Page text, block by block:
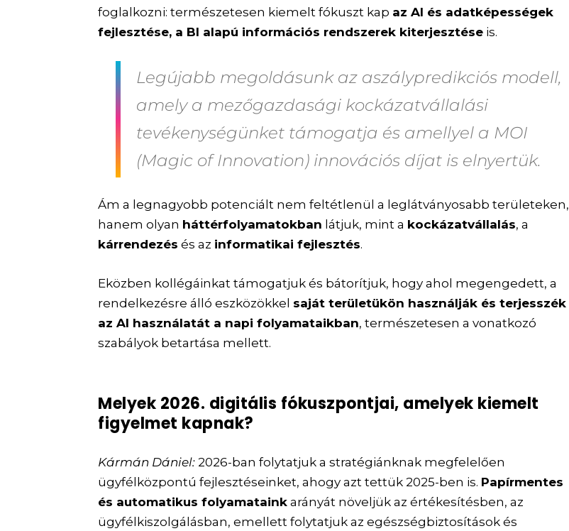
foglalkozni: természetesen kiemelt fókuszt kap az AI és adatképességek
fejlesztése, a BI alapú információs rendszerek kiterjesztése is.
Legújabb megoldásunk az aszálypredikciós modell,
amely a mezőgazdasági kockázatvállalási
tevékenységünket támogatja és amellyel a MOI
(Magic of Innovation) innovációs díjat is elnyertük.
Ám a legnagyobb potenciált nem feltétlenül a leglátványosabb területeken,
hanem olyan háttérfolyamatokban látjuk, mint a kockázatvállalás, a
kárrendezés és az informatikai fejlesztés.
Eközben kollégáinkat támogatjuk és bátorítjuk, hogy ahol megengedett, a
rendelkezésre álló eszközökkel saját területükön használják és terjesszék
az AI használatát a napi folyamataikban, természetesen a vonatkozó
szabályok betartása mellett.
Melyek 2026. digitális fókuszpontjai, amelyek kiemelt
figyelmet kapnak?
Kármán Dániel:2026-ban folytatjuk a stratégiánknak megfelelően
ügyfélközpontú fejlesztéseinket, ahogy azt tettük 2025-ben is. Papírmentes
és automatikus folyamataink arányát növeljük az értékesítésben, az
ügyfélkiszolgálásban, emellett folytatjuk az egészségbiztosítások és